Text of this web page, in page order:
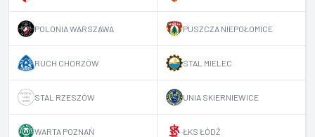
POLONIA WARSZAWA PUSZCZA NIEPOŁOMICE
RUCH CHORZÓW STAL MIELEC
STAL RZESZÓW UNIA SKIERNIEWICE
WARTA POZNAŃ ŁKS ŁÓDŹ